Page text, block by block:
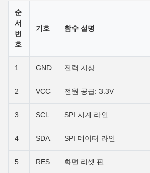
순
서
번
호
기호 함수 설명
1 GND 전력 지상
2 VCC 전원 공급: 3.3V
3 SCL SPI 시계 라인
4 SDA SPI 데이터 라인
5 RES 화면 리셋 핀